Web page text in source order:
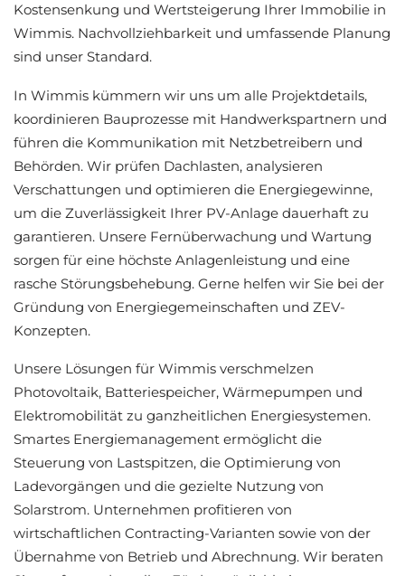
Kostensenkung und Wertsteigerung Ihrer Immobilie in
Wimmis. Nachvollziehbarkeit und umfassende Planung
sind unser Standard.
In Wimmis kümmern wir uns um alle Projektdetails,
koordinieren Bauprozesse mit Handwerkspartnern und
führen die Kommunikation mit Netzbetreibern und
Behörden. Wir prüfen Dachlasten, analysieren
Verschattungen und optimieren die Energiegewinne,
um die Zuverlässigkeit Ihrer PV-Anlage dauerhaft zu
garantieren. Unsere Fernüberwachung und Wartung
sorgen für eine höchste Anlagenleistung und eine
rasche Störungsbehebung. Gerne helfen wir Sie bei der
Gründung von Energiegemeinschaften und ZEV-
Konzepten.
Unsere Lösungen für Wimmis verschmelzen
Photovoltaik, Batteriespeicher, Wärmepumpen und
Elektromobilität zu ganzheitlichen Energiesystemen.
Smartes Energiemanagement ermöglicht die
Steuerung von Lastspitzen, die Optimierung von
Ladevorgängen und die gezielte Nutzung von
Solarstrom. Unternehmen profitieren von
wirtschaftlichen Contracting-Varianten sowie von der
Übernahme von Betrieb und Abrechnung. Wir beraten